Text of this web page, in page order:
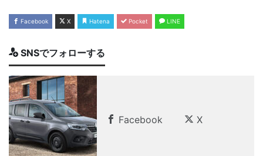
Facebook X Hatena Pocket LINE
SNSでフォローする
Facebook X